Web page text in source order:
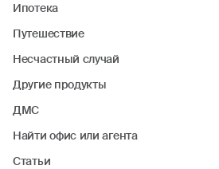
Ипотека
Путешествие
Несчастный случай
Другие продукты
ДМС
Найти офис или агента
Статьи